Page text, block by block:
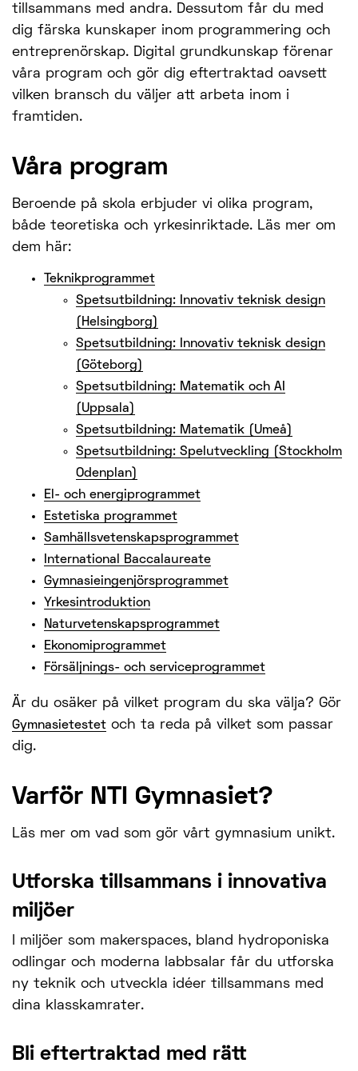
tillsammans med andra. Dessutom får du med
dig färska kunskaper inom programmering och
entreprenörskap. Digital grundkunskap förenar
våra program och gör dig eftertraktad oavsett
vilken bransch du väljer att arbeta inom i
framtiden.
Våra program
Beroende på skola erbjuder vi olika program,
både teoretiska och yrkesinriktade. Läs mer om
dem här:
Teknikprogrammet
Spetsutbildning: Innovativ teknisk design
(Helsingborg)
Spetsutbildning: Innovativ teknisk design
(Göteborg)
Spetsutbildning: Matematik och AI
(Uppsala)
Spetsutbildning: Matematik (Umeå)
Spetsutbildning: Spelutveckling (Stockholm
Odenplan)
El- och energiprogrammet
Estetiska programmet
Samhällsvetenskapsprogrammet
International Baccalaureate
Gymnasieingenjörsprogrammet
Yrkesintroduktion
Naturvetenskapsprogrammet
Ekonomiprogrammet
Försäljnings- och serviceprogrammet
Är du osäker på vilket program du ska välja? Gör
Gymnasietestet och ta reda på vilket som passar
dig.
Varför NTI Gymnasiet?
Läs mer om vad som gör vårt gymnasium unikt.
Utforska tillsammans i innovativa
miljöer
I miljöer som makerspaces, bland hydroponiska
odlingar och moderna labbsalar får du utforska
ny teknik och utveckla idéer tillsammans med
dina klasskamrater.
Bli eftertraktad med rätt